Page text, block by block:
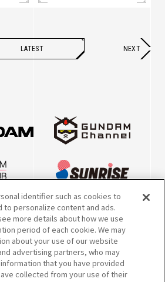
LATEST NEXT
年10月5日より、一部キャラクター・メカの表
identifier such as cookies to
to personalize content and ads.
more details about how we use
period of each cookie. We may
about your use of our website
advertising partners, who may
that you have provided
collected from your use of their